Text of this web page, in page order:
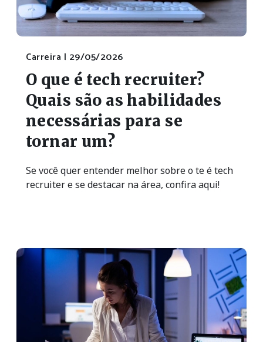
Carreira | 29/05/2026
O que é tech recruiter?
Quais são as habilidades
necessárias para se
tornar um?
Se você quer entender melhor sobre o te é tech
recruiter e se destacar na área, confira aqui!